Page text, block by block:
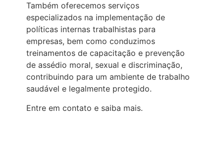
Também oferecemos serviços
especializados na implementação de
políticas internas trabalhistas para
empresas, bem como conduzimos
treinamentos de capacitação e prevenção
de assédio moral, sexual e discriminação,
contribuindo para um ambiente de trabalho
saudável e legalmente protegido.
Entre em contato e saiba mais.